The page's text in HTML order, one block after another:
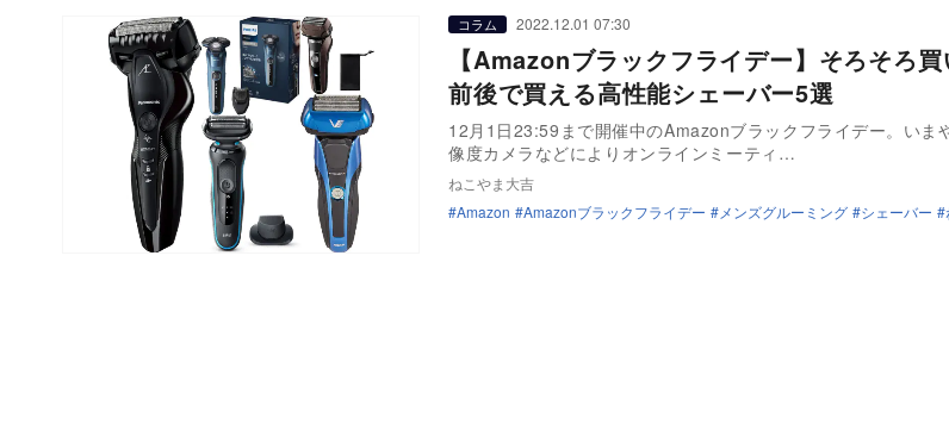
コラム 2022.12.01 07:30
【Amazonブラックフライデー】そろそろ
前後で買える高性能シェーバー5選
12月1日23:59まで開催中のAmazonブラックフライデー。いま
像度カメラなどによりオンラインミーティ…
ねこやま大吉
Amazon
Amazonブラックフライデー メンズグルーミング シェーバー